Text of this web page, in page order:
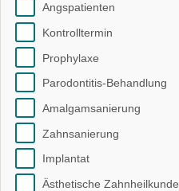
Angspatienten
Kontrolltermin
Prophylaxe
Parodontitis-Behandlung
Amalgamsanierung
Zahnsanierung
Implantat
Ästhetische Zahnheilkunde